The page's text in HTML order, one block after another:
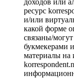
ресурс
и/или
какой форме
связаны/
букмекерами
материалы на